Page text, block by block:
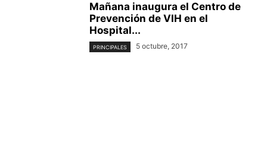
Mañana inaugura el Centro de
Prevención de VIH en el
Hospital...
PRINCIPALES 5 octubre, 2017